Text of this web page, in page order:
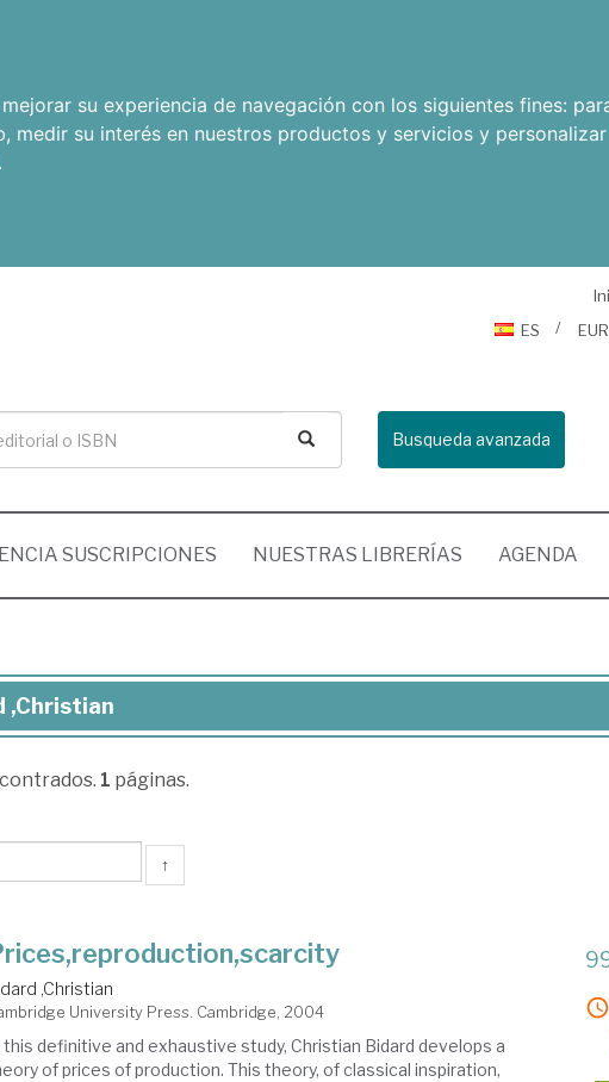
su experiencia de navegación con los siguientes fines:
, medir su interés en nuestros productos y servicios y
.
ES
EUR
Busqueda avanzada
SUSCRIPCIONES NUESTRAS LIBRERÍAS AGENDA
,Christian
1 páginas.
↑
,Christian
University Press. Cambridge, 2004
this definitive and exhaustive study, Christian Bidard develops a
of prices of production. This theory, of classical inspiration,